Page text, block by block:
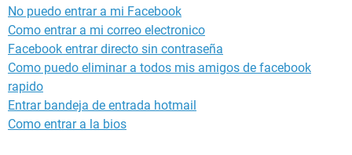
No puedo entrar a mi Facebook
Como entrar a mi correo electronico
Facebook entrar directo sin contraseña
Como puedo eliminar a todos mis amigos de facebook
rapido
Entrar bandeja de entrada hotmail
Como entrar a la bios